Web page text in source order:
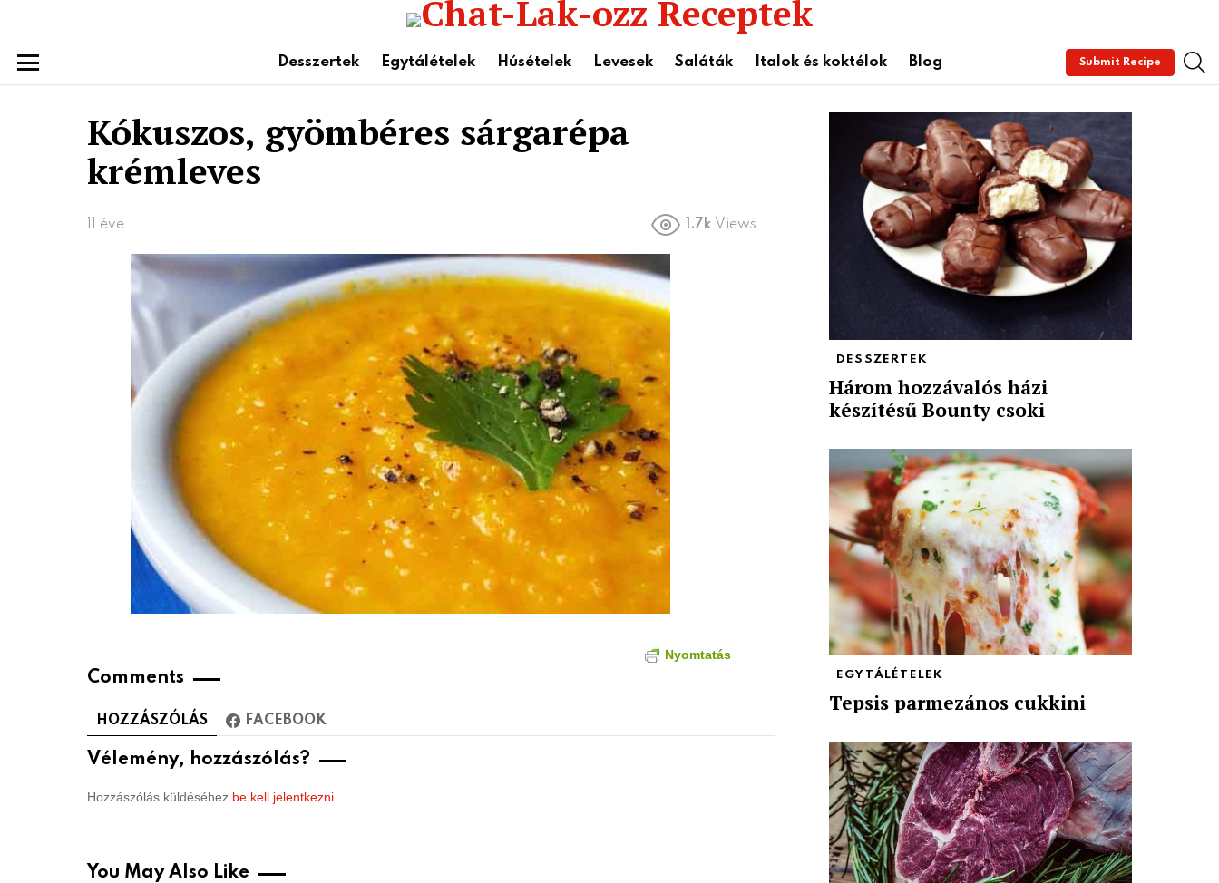
Desszertek Egytálételek Húsételek Levesek Saláták Italok és koktélok Blog Submit Recipe
Kókuszos, gyömbéres sárgarépa
krémleves
11 éve 1.7k Views
Nyomtatás
Comments
HOZZÁSZÓLÁS FACEBOOK
Vélemény, hozzászólás?
Hozzászólás küldéséhez be kell jelentkezni
You May Also Like
DESSZERTEK
Három hozzávalós házi
készítésű Bounty csoki
EGYTÁLÉTELEK
Tepsis parmezános cukkini